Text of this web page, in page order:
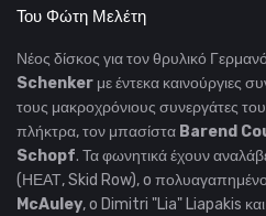
Του Φώτη Μελέτη
Νέος δίσκος για τον θρυλικό
Schenker με έντεκα καινούργιες
τους μακροχρόνιους συνεργάτες
πλήκτρα, τον μπασίστα Barend
Schopf. Τα φωνητικά έχουν
(ΗΕΑΤ, Skid Row), o
McAuley, o Dimitri "Lia" Liapakis